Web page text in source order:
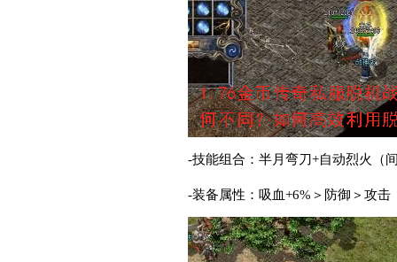
-技能组合：半月弯刀+自动烈火（
-装备属性：吸血+6%＞防御＞攻击